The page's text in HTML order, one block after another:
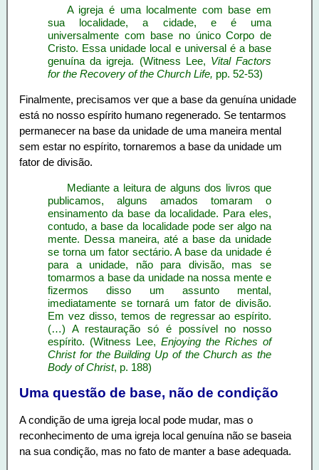
A igreja é uma localmente com base em
sua localidade, a cidade, e é uma
universalmente com base no único Corpo de
Cristo. Essa unidade local e universal é a base
genuína da igreja. (Witness Lee, Vital Factors
for the Recovery of the Church Life, pp. 52-53)
Finalmente, precisamos ver que a base da genuína unidade
está no nosso espírito humano regenerado. Se tentarmos
permanecer na base da unidade de uma maneira mental
sem estar no espírito, tornaremos a base da unidade um
fator de divisão.
Mediante a leitura de alguns dos livros que
publicamos, alguns amados tomaram o
ensinamento da base da localidade. Para eles,
contudo, a base da localidade pode ser algo na
mente. Dessa maneira, até a base da unidade
se torna um fator sectário. A base da unidade é
para a unidade, não para divisão, mas se
tomarmos a base da unidade na nossa mente e
fizermos disso um assunto mental,
imediatamente se tornará um fator de divisão.
Em vez disso, temos de regressar ao espírito.
(…) A restauração só é possível no nosso
espírito. (Witness Lee, Enjoying the Riches of
Christ for the Building Up of the Church as the
Body of Christ, p. 188)
Uma questão de base, não de condição
A condição de uma igreja local pode mudar, mas o
reconhecimento de uma igreja local genuína não se baseia
na sua condição, mas no fato de manter a base adequada.